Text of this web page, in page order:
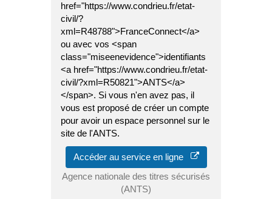
href="https://www.condrieu.fr/etat-
civil/?
xml=R48788">FranceConnect</a>
ou avec vos <span
class="miseenevidence">identifiants
<a href="https://www.condrieu.fr/etat-
civil/?xml=R50821">ANTS</a>
</span>. Si vous n'en avez pas, il
vous est proposé de créer un compte
pour avoir un espace personnel sur le
site de l'ANTS.
Accéder au service en ligne
Agence nationale des titres sécurisés
(ANTS)